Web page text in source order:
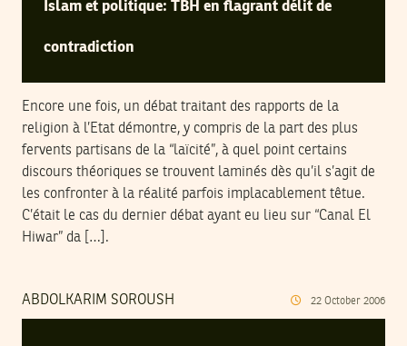
Islam et politique: TBH en flagrant délit de
contradiction
Encore une fois, un débat traitant des rapports de la
religion à l’Etat démontre, y compris de la part des plus
fervents partisans de la “laïcité”, à quel point certains
discours théoriques se trouvent laminés dès qu’il s’agit de
les confronter à la réalité parfois implacablement têtue.
C’était le cas du dernier débat ayant eu lieu sur “Canal El
Hiwar” da […].
ABDOLKARIM SOROUSH 22 October 2006